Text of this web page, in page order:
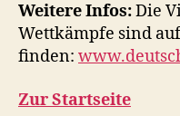
Weitere Infos:Die
Wettkämpfe sind
finden:
Zur Startseite